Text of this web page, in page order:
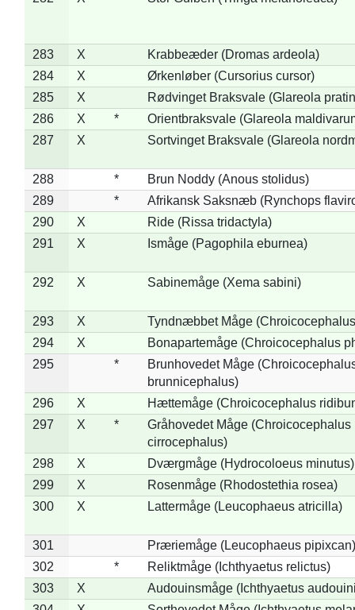
283 X
Krabbeæder (Dromas ardeola)
284
X
Ørkenløber (Cursorius cursor)
285
X
Rødvinget Braksvale (Glareola
286
X *
Orientbraksvale (Glareola
287
X Sortvinget Braksvale (Glareola
288 *
Brun Noddy (Anous stolidus)
289
*
Afrikansk Saksnæb (Rynchops
290
X
Ride (Rissa tridactyla)
291
X Ismåge (Pagophila eburnea)
292 X Sabinemåge (Xema sabini)
293 X
Tyndnæbbet Måge
294
X
Bonapartemåge (Chroicocephalus
295
*
Brunhovedet Måge
brunnicephalus)
296
X
Hættemåge (Chroicocephalus
297
X *
Gråhovedet Måge (Chroicocephalus
cirrocephalus)
298
X
Dværgmåge (Hydrocoloeus minutus)
299
X
Rosenmåge (Rhodostethia rosea)
300
X Lattermåge (Leucophaeus atricilla)
301
Præriemåge (Leucophaeus pipixcan)
302
*
Reliktmåge (Ichthyaetus relictus)
303
X
Audouinsmåge (Ichthyaetus